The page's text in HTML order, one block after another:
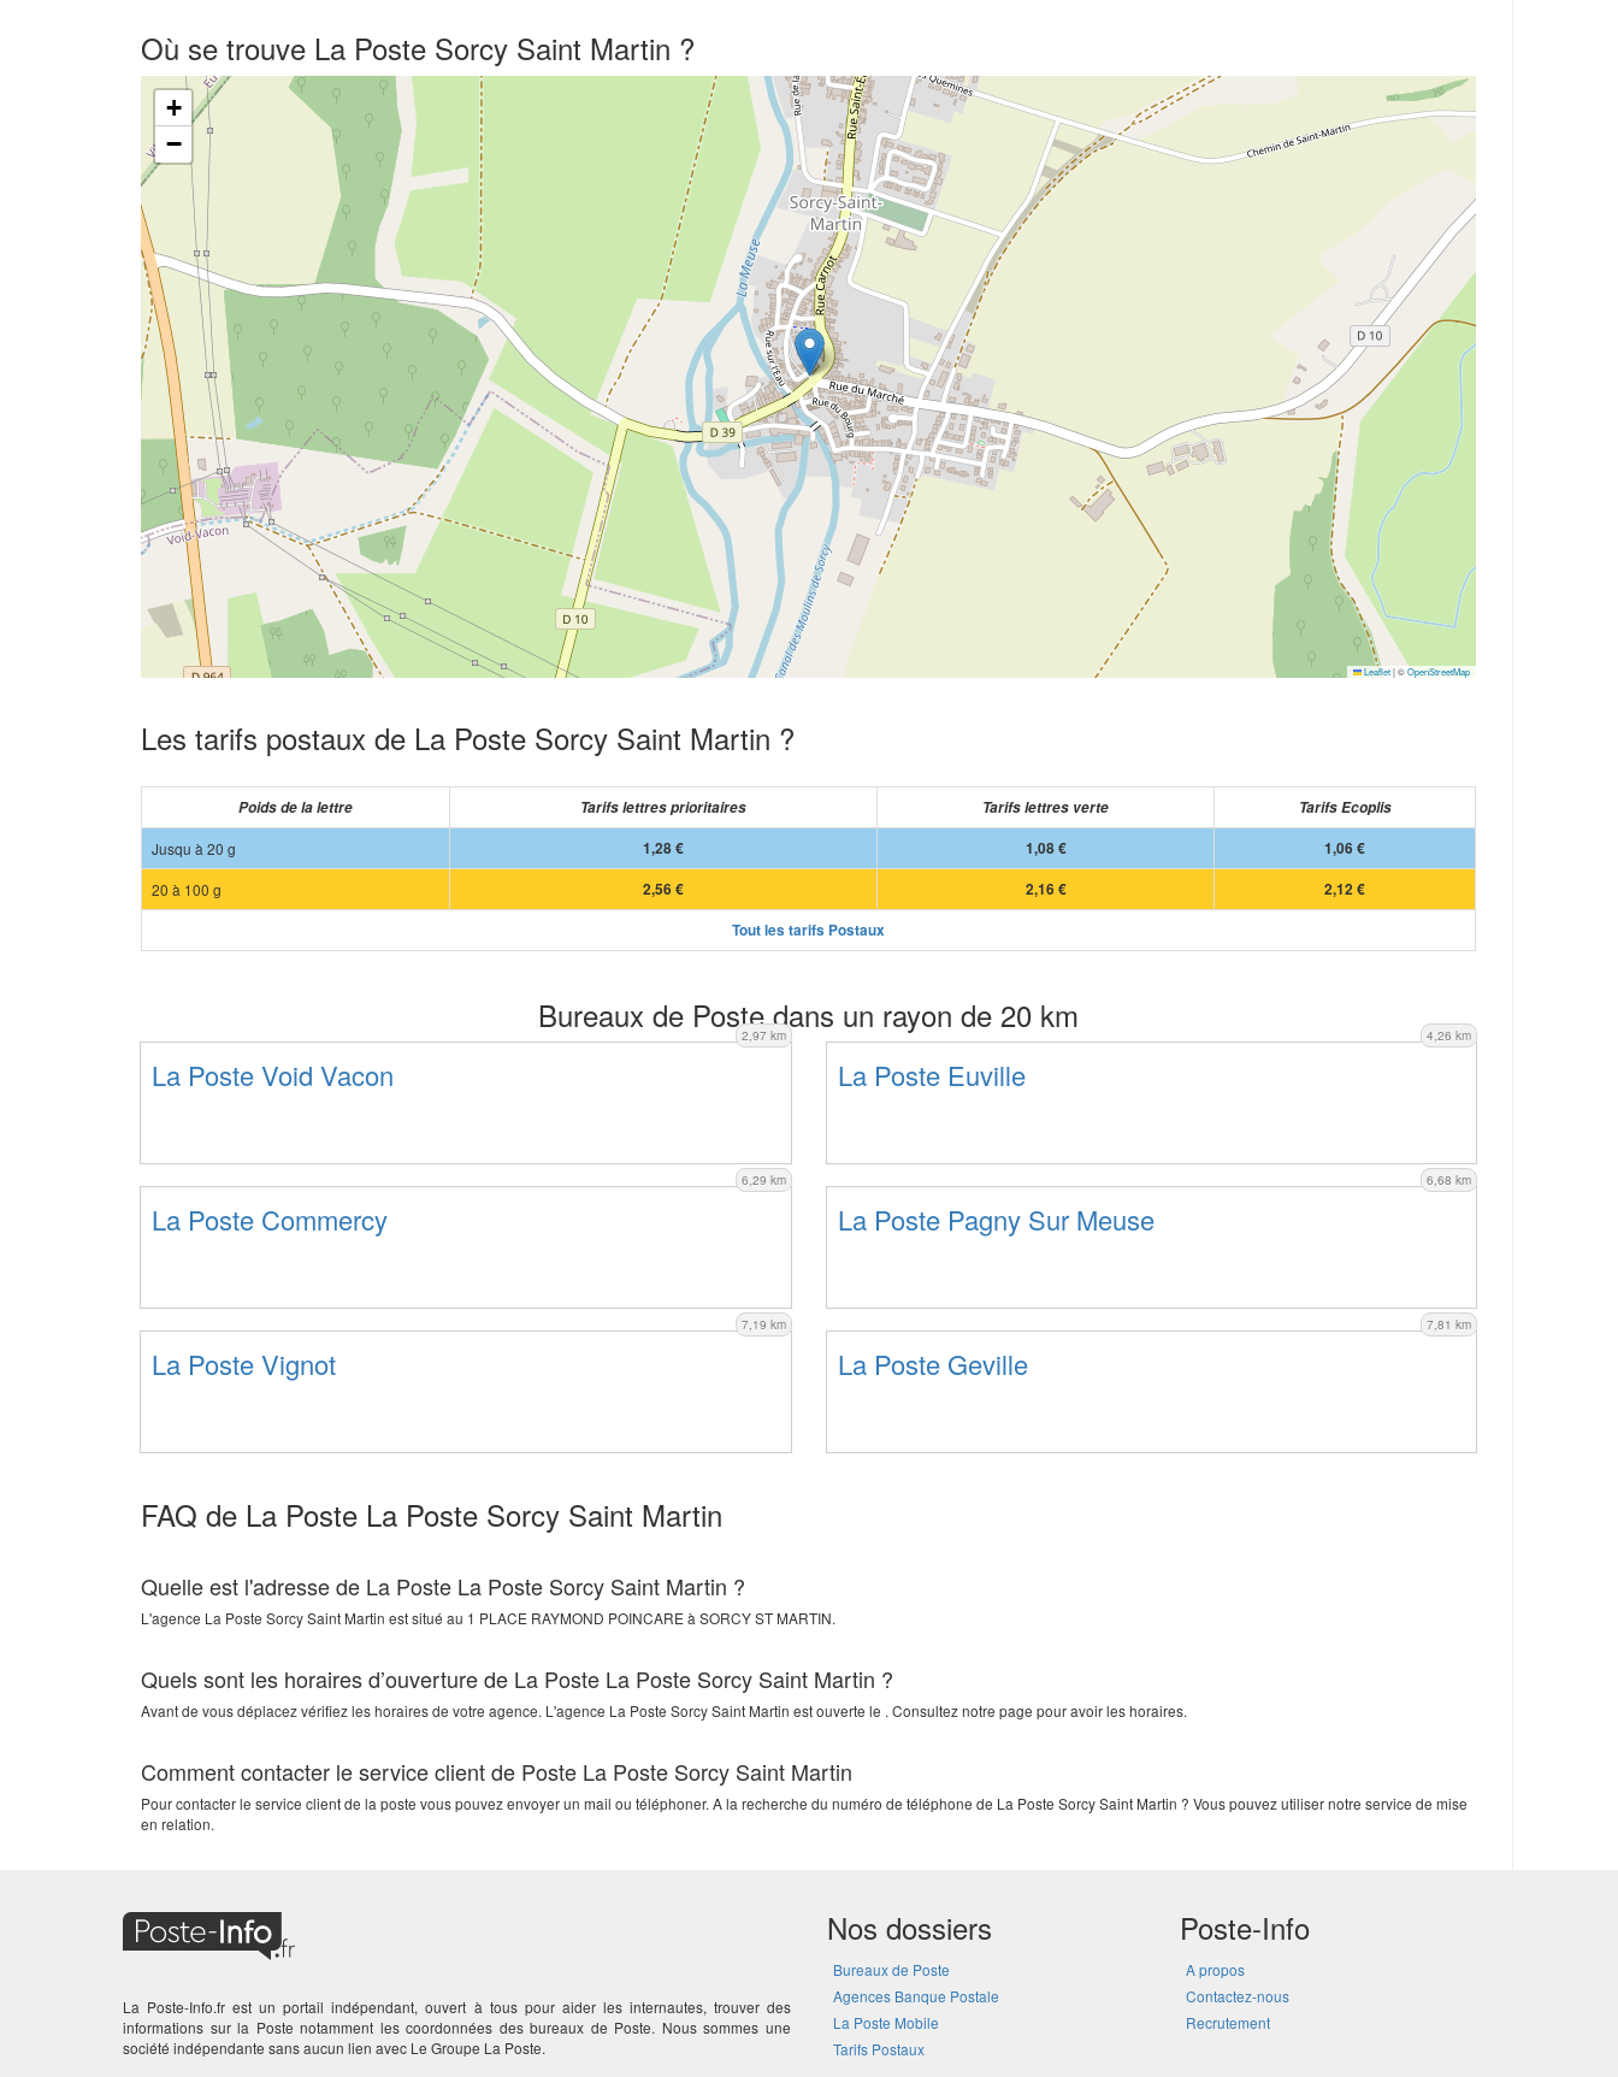
Où se trouve La Poste Sorcy Saint Martin ?
+
−
Leaflet|©OpenStreetMap
Les tarifs postaux de La Poste Sorcy Saint Martin ?
Poids de la lettre Tarifs lettres prioritaires Tarifs lettres verte
Tarifs Ecoplis
Jusqu à 20 g
1,28 € 1,08 €
1,06 €
20 à 100 g
2,56 € 2,16 €
2,12 €
Tout les tarifs Postaux
Bureaux de Poste dans un rayon de 20 km
2,97 km
La Poste Void Vacon
4,26 km
La Poste Euville
6,29 km
La Poste Commercy
6,68 km
La Poste Pagny Sur Meuse
7,19 km
La Poste Vignot
7,81 km
La Poste Geville
FAQ de La Poste La Poste Sorcy Saint Martin
Quelle est l'adresse de La Poste La Poste Sorcy Saint Martin ?
L'agence La Poste Sorcy Saint Martin est situé au 1 PLACE RAYMOND POINCARE à SORCY ST MARTIN.
Quels sont les horaires d’ouverture de La Poste La Poste Sorcy Saint Martin ?
Avant de vous déplacez vérifiez les horaires de votre agence. L'agence La Poste Sorcy Saint Martin est ouverte le . Consultez notre page pour avoir les horaires.
Comment contacter le service client de Poste La Poste Sorcy Saint Martin
Pour contacter le service client de la poste vous pouvez envoyer un mail ou téléphoner. A la recherche du numéro de téléphone de La Poste Sorcy Saint Martin ? Vous pouvez utiliser notre service de mise
en relation.
La Poste-Info.fr est un portail indépendant, ouvert à tous pour aider les internautes, trouver des
informations sur la Poste notamment les coordonnées des bureaux de Poste. Nous sommes une
société indépendante sans aucun lien avec Le Groupe La Poste.
Nos dossiers
Bureaux de Poste
Agences Banque Postale
La Poste Mobile
Tarifs Postaux
Poste-Info
A propos
Contactez-nous
Recrutement